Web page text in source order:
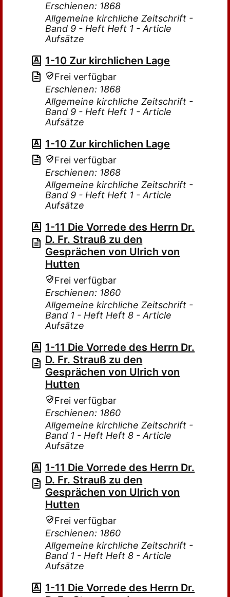
Erschienen: 1868
Allgemeine kirchliche Zeitschrift -
Band 9 - Heft Heft 1 - Article
Aufsätze
1-10 Zur kirchlichen Lage
Frei verfügbar
Erschienen: 1868
Allgemeine kirchliche Zeitschrift -
Band 9 - Heft Heft 1 - Article
Aufsätze
1-10 Zur kirchlichen Lage
Frei verfügbar
Erschienen: 1868
Allgemeine kirchliche Zeitschrift -
Band 9 - Heft Heft 1 - Article
Aufsätze
1-11 Die Vorrede des Herrn Dr.
D. Fr. Strauß zu den
Gesprächen von Ulrich von
Hutten
Frei verfügbar
Erschienen: 1860
Allgemeine kirchliche Zeitschrift -
Band 1 - Heft Heft 8 - Article
Aufsätze
1-11 Die Vorrede des Herrn Dr.
D. Fr. Strauß zu den
Gesprächen von Ulrich von
Hutten
Frei verfügbar
Erschienen: 1860
Allgemeine kirchliche Zeitschrift -
Band 1 - Heft Heft 8 - Article
Aufsätze
1-11 Die Vorrede des Herrn Dr.
D. Fr. Strauß zu den
Gesprächen von Ulrich von
Hutten
Frei verfügbar
Erschienen: 1860
Allgemeine kirchliche Zeitschrift -
Band 1 - Heft Heft 8 - Article
Aufsätze
1-11 Die Vorrede des Herrn Dr.